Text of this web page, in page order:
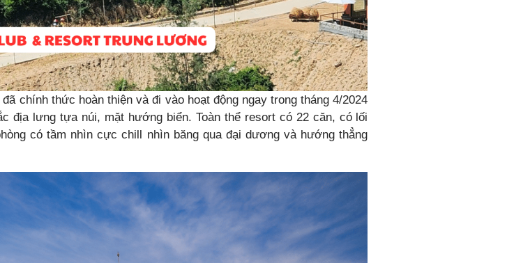
đã chính thức hoàn thiện và đi vào hoạt động ngay trong tháng 4/2024
địa lưng tựa núi, mặt hướng biển. Toàn thể resort có 22 căn, có lối
có tầm nhìn cực chill nhìn băng qua đại dương và hướng thẳng